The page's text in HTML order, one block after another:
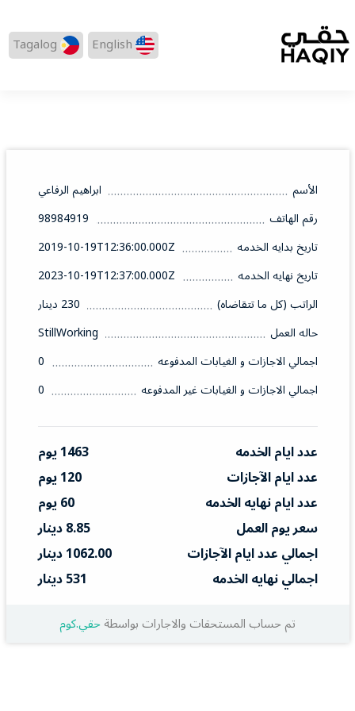
English
Tagalog
الأسم
ابراهيم الرفاعي
رقم الهاتف
98984919
تاريخ بدايه الخدمه
2019-10-19T12:36:00.000Z
تاريخ نهايه الخدمه
2023-10-19T12:37:00.000Z
الراتب (كل ما تتقاضاه)
230 دينار
حاله العمل
StillWorking
اجمالي الاجازات و الغيابات المدفوعه
0
اجمالي الاجازات و الغيابات غير المدفوعه
0
عدد ايام الخدمه
1463 يوم
عدد ايام الآجازات
120 يوم
عدد ايام نهايه الخدمه
60 يوم
سعر يوم العمل
8.85 دينار
اجمالي عدد ايام الآجازات
1062.00 دينار
اجمالي نهايه الخدمه
531 دينار
تم حساب المستحقات والاجارات بواسطةحقي.كوم